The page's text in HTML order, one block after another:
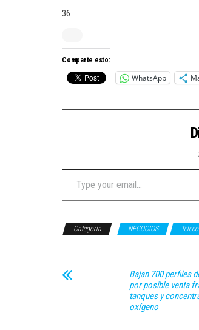
36
Comparte esto:
WhatsApp
Type your email…
Categoría NEGOCIOS
Bajan 700 perfiles
por posible venta
tanques y
oxígeno